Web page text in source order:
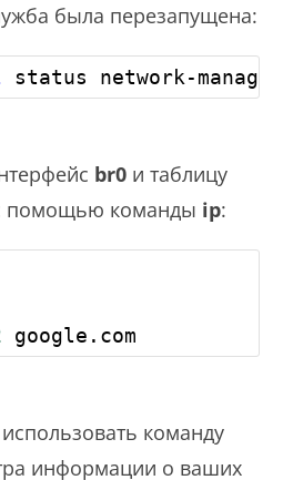
была перезапущена:
status network-manager
br0 и таблицу
помощью команды ip:
google.com
команду
информации о ваших